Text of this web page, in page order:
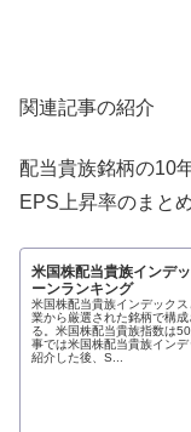
関連記事の紹介
配当貴族銘柄の10
EPS上昇率のまと
米国株配当貴族インデ
ーンランキング
米国株配当貴族インデック
業から厳選された銘柄で構
る。米国株配当貴族指数は
事では米国株配当貴族イン
紹介した後、S...